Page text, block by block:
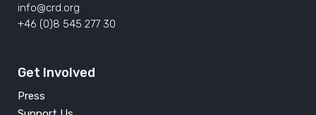
info@crd.org
+46 (0)8 545 277 30
Get Involved
Press